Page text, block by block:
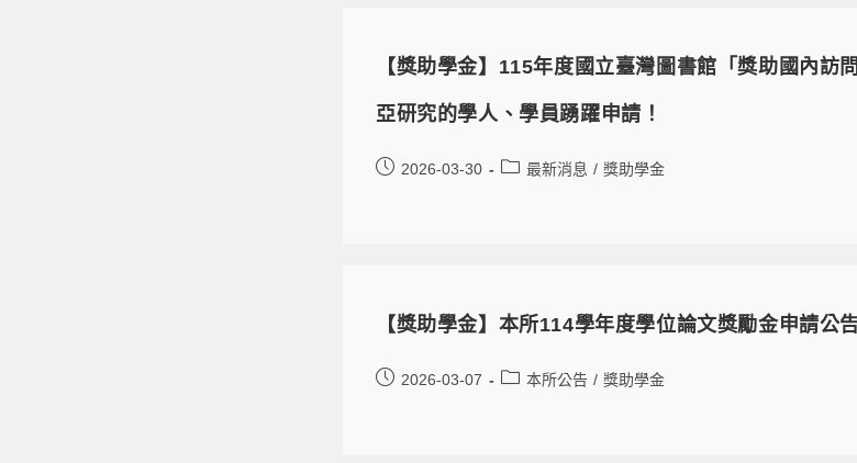
【獎助學金】115年度國立臺灣圖書館「獎助國內
亞研究的學人、學員踴躍申請！
2026-03-30 最新消息 / 獎助學金
【獎助學金】本所114學年度學位論文獎勵金申請公
2026-03-07 本所公告 / 獎助學金